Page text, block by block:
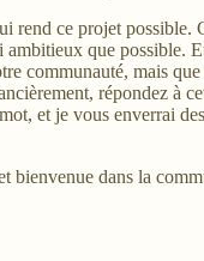
rend ce projet possible.
ambitieux que possible.
communauté, mais
répondez à
et je vous enverrai
bienvenue dans la